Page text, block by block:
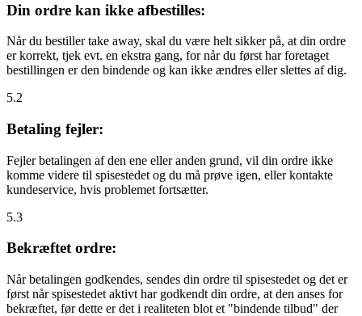
Din ordre kan ikke afbestilles:
Når du bestiller take away, skal du være helt sikker på, at din ordre
er korrekt, tjek evt. en ekstra gang, for når du først har foretaget
bestillingen er den bindende og kan ikke ændres eller slettes af dig.
5.2
Betaling fejler:
Fejler betalingen af den ene eller anden grund, vil din ordre ikke
komme videre til spisestedet og du må prøve igen, eller kontakte
kundeservice, hvis problemet fortsætter.
5.3
Bekræftet ordre:
Når betalingen godkendes, sendes din ordre til spisestedet og det er
først når spisestedet aktivt har godkendt din ordre, at den anses for
bekræftet, før dette er det i realiteten blot et "bindende tilbud" der